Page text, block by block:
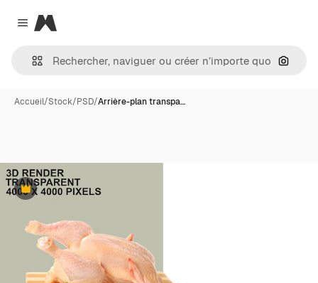
Close menu
Magnific
Accueil/Stock/PSD/Arrière-plan transpa…
Premium